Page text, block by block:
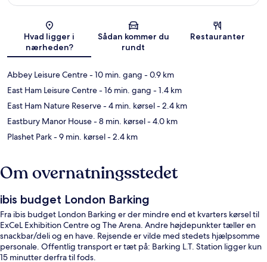
Kort
Hvad ligger i
nærheden?
Sådan kommer du
rundt
Restauranter
Abbey Leisure Centre- 10 min. gang - 0.9 km
East Ham Leisure Centre- 16 min. gang - 1.4 km
East Ham Nature Reserve- 4 min. kørsel- 2.4 km
Eastbury Manor House- 8 min. kørsel- 4.0 km
Plashet Park- 9 min. kørsel- 2.4 km
Om overnatningsstedet
ibis budget London Barking
Fra ibis budget London Barking er der mindre end et kvarters kørsel til
ExCeL Exhibition Centre og The Arena. Andre højdepunkter tæller en
snackbar/deli og en have. Rejsende er vilde med stedets hjælpsomme
personale. Offentlig transport er tæt på: Barking L.T. Station ligger kun
15 minutter derfra til fods.